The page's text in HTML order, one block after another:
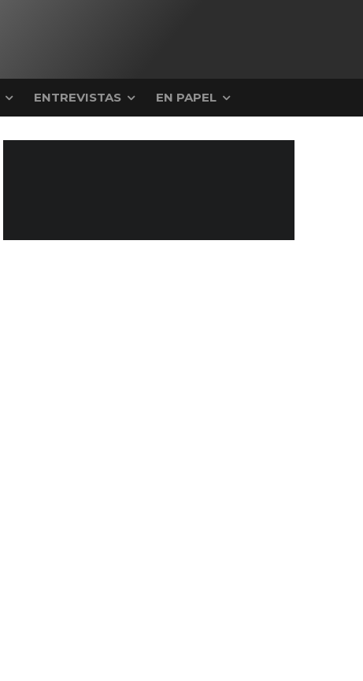
ENTREVISTAS EN PAPEL